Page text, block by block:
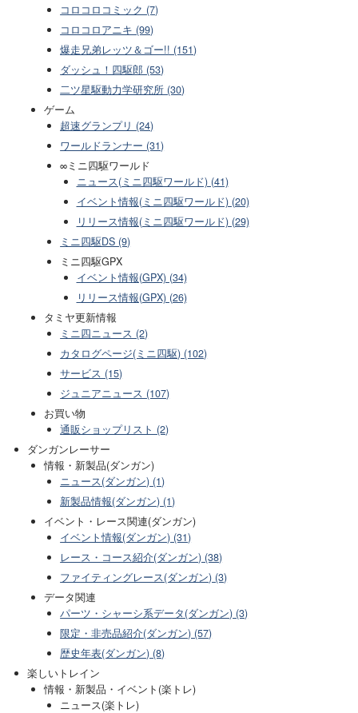
コロコロコミック (7)
コロコロアニキ (99)
爆走兄弟レッツ＆ゴー!! (151)
ダッシュ！四駆郎 (53)
二ツ星駆動力学研究所 (30)
ゲーム
超速グランプリ (24)
ワールドランナー (31)
∞ミニ四駆ワールド
ニュース(ミニ四駆ワールド) (41)
イベント情報(ミニ四駆ワールド) (20)
リリース情報(ミニ四駆ワールド) (29)
ミニ四駆DS (9)
ミニ四駆GPX
イベント情報(GPX) (34)
リリース情報(GPX) (26)
タミヤ更新情報
ミニ四ニュース (2)
カタログページ(ミニ四駆) (102)
サービス (15)
ジュニアニュース (107)
お買い物
通販ショップリスト (2)
ダンガンレーサー
情報・新製品(ダンガン)
ニュース(ダンガン) (1)
新製品情報(ダンガン) (1)
イベント・レース関連(ダンガン)
イベント情報(ダンガン) (31)
レース・コース紹介(ダンガン) (38)
ファイティングレース(ダンガン) (3)
データ関連
パーツ・シャーシ系データ(ダンガン) (3)
限定・非売品紹介(ダンガン) (57)
歴史年表(ダンガン) (8)
楽しいトレイン
情報・新製品・イベント(楽トレ)
ニュース(楽トレ)